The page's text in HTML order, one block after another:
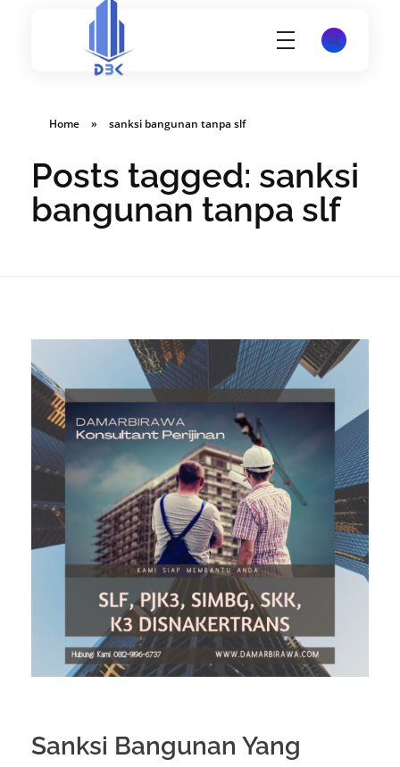
Home » sanksi bangunan tanpa slf
Posts tagged: sanksi
bangunan tanpa slf
Sanksi Bangunan Yang